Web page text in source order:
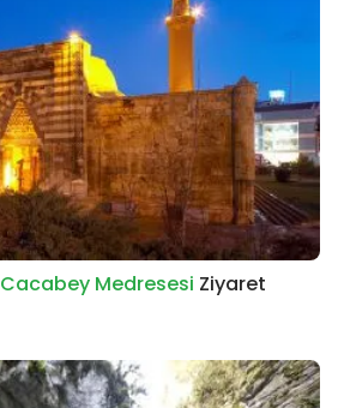
Cacabey Medresesi Ziyaret